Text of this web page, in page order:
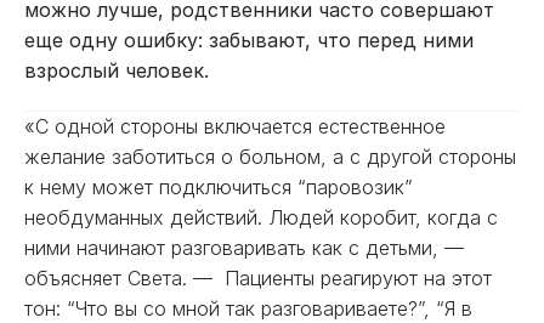
можно лучше, родственники часто совершают
еще одну ошибку: забывают, что перед ними
взрослый человек.
«С одной стороны включается естественное
желание заботиться о больном, а с другой стороны
к нему может подключиться “паровозик”
необдуманных действий. Людей коробит, когда с
ними начинают разговаривать как с детьми, —
объясняет Света. — Пациенты реагируют на этот
тон: “Что вы со мной так разговариваете?”, “Я в